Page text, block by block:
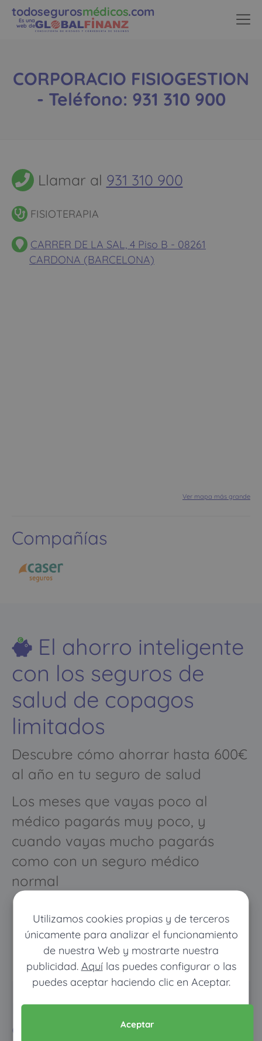
Utilizamos cookies propias y de terceros
únicamente para analizar el funcionamiento
de nuestra Web y mostrarte nuestra
publicidad. Aquílas puedes configurar o las
puedes aceptar haciendo clic en Aceptar.
Aceptar
todosegurosmédicos.com
Es una
web de
CORPORACIO FISIOGESTION
- Teléfono: 931 310 900
Llamar al 931 310 900
FISIOTERAPIA
CARRER DE LA SAL, 4 Piso B - 08261
CARDONA (BARCELONA)
Ver mapa más grande
Compañías
El ahorro inteligente
con los seguros de
salud de copagos
limitados
Descubre cómo ahorrar hasta 600€
al año en tu seguro de salud
Los meses que vayas poco al
médico pagarás muy poco, y
cuando vayas mucho pagarás
como con un seguro médico
normal
Pon tus datos y descubre
cuánto dinero ahorrarías